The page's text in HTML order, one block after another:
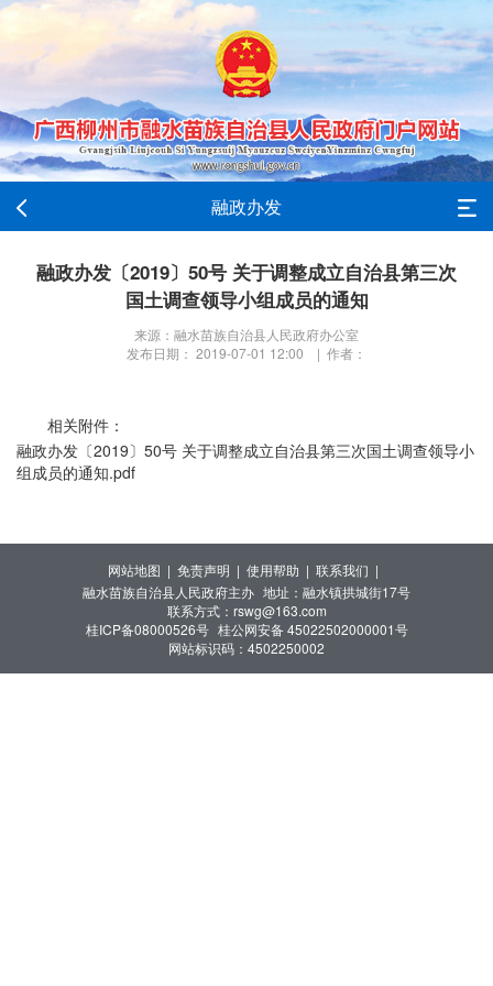
融政办发
融政办发〔2019〕50号 关于调整成立自治县第三次
国土调查领导小组成员的通知
来源：融水苗族自治县人民政府办公室
发布日期： 2019-07-01 12:00 | 作者：
相关附件：
融政办发〔2019〕50号 关于调整成立自治县第三次国土调查领导小
组成员的通知.pdf
网站地图 | 免责声明 | 使用帮助 | 联系我们 |
融水苗族自治县人民政府主办 地址：融水镇拱城街17号
联系方式：rswg@163.com
桂ICP备08000526号 桂公网安备 45022502000001号
网站标识码：4502250002